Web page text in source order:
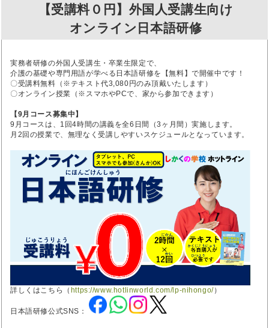
【受講料０円】外国人受講生向け
オンライン日本語研修
実務者研修の外国人受講生・卒業生限定で、
介護の基礎や専門用語が学べる日本語研修を【無料】で開催中です！
〇受講料無料（※テキスト代3,080円のみ頂戴いたします）
〇オンライン授業（※スマホやPCで、家から参加できます）
【9月コース募集中】
9月コースは、1回4時間の講義を全6日間（3ヶ月間）実施します。
月2回の授業で、無理なく受講しやすいスケジュールとなっています。
詳しくはこちら（ https://www.hotlinworld.com/lp-nihongo/）
日本語研修公式SNS：